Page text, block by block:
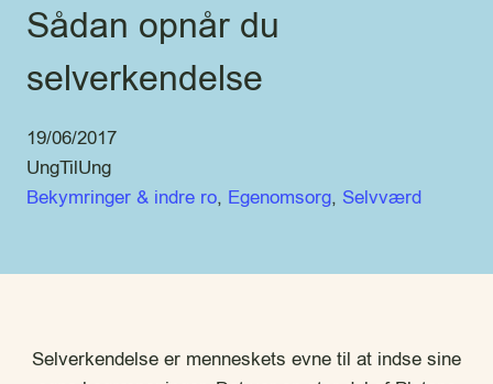
Sådan opnår du
selverkendelse
19/06/2017
UngTilUng
Bekymringer & indre ro, Egenomsorg, Selvværd
Selverkendelse er menneskets evne til at indse sine